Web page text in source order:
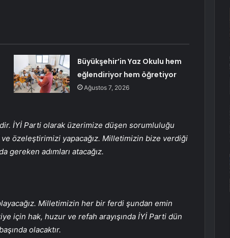
Büyükşehir’in Yaz Okulu hem
eğlendiriyor hem öğretiyor
Ağustos 7, 2026
İYİ Parti olarak üzerimize düşen sorumluluğu
özeleştirimizi yapacağız. Milletimizin bize verdiği
gereken adımları atacağız.
Milletimizin her bir ferdi şundan emin
için hak, huzur ve refah arayışında İYİ Parti dün
olacaktır.